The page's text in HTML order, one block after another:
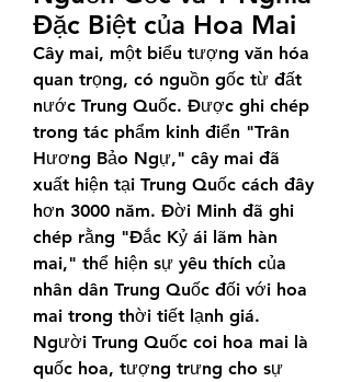
Đặc Biệt của Hoa Mai
Cây mai, một biểu tượng văn hóa
quan trọng, có nguồn gốc từ đất
nước Trung Quốc. Được ghi chép
trong tác phẩm kinh điển "Trân
Hương Bảo Ngự," cây mai đã
xuất hiện tại Trung Quốc cách đây
hơn 3000 năm. Đời Minh đã ghi
chép rằng "Đắc Kỷ ái lãm hàn
mai," thể hiện sự yêu thích của
nhân dân Trung Quốc đối với hoa
mai trong thời tiết lạnh giá.
Người Trung Quốc coi hoa mai là
quốc hoa, tượng trưng cho sự